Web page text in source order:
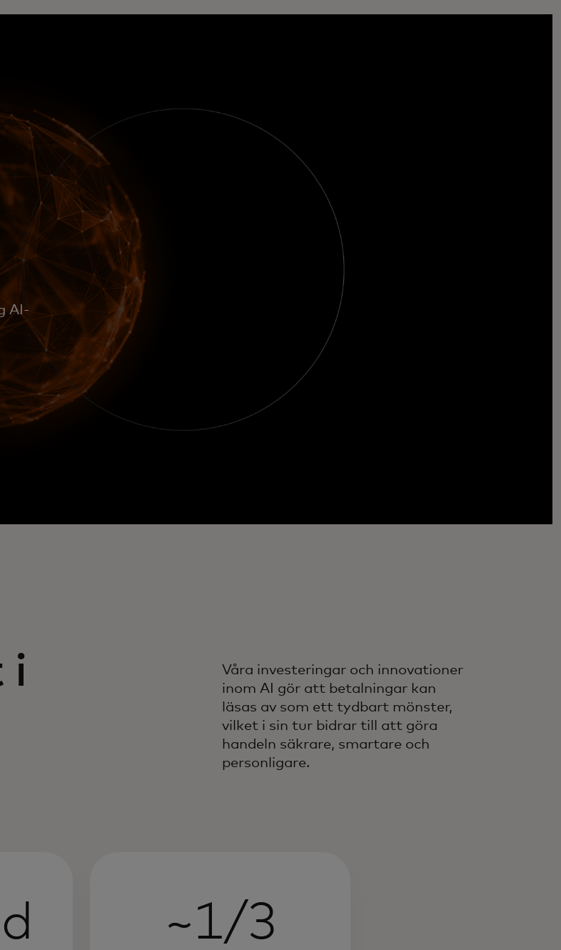
AI-
i
Våra investeringar och innovationer
inom AI gör att betalningar kan
läsas av som ett tydbart mönster,
vilket i sin tur bidrar till att göra
handeln säkrare, smartare och
personligare.
~1/3